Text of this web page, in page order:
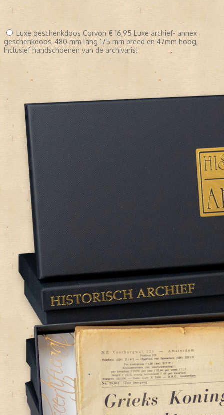
Luxe geschenkdoos Corvon € 16,95 Luxe archief- annex
geschenkdoos, 480 mm lang 175 mm breed en 47mm hoog,
Inclusief handschoenen van de archivaris!